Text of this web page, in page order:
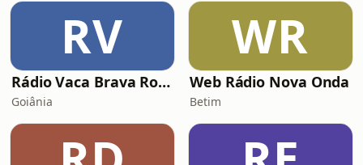
RV
Rádio Vaca Brava Rock
Goiânia
WR
Web Rádio Nova Onda
Betim